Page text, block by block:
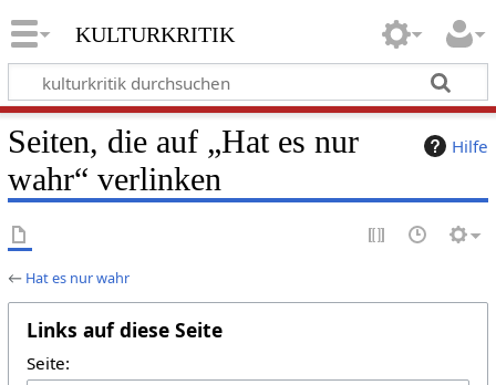
kulturkritik
Hilfe
Seiten, die auf „Hat es nur
wahr“ verlinken
← Hat es nur wahr
Links auf diese Seite
Seite: